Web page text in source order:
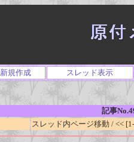
新規作成 スレッド表示
記事
スレッド内ページ移動 / <<